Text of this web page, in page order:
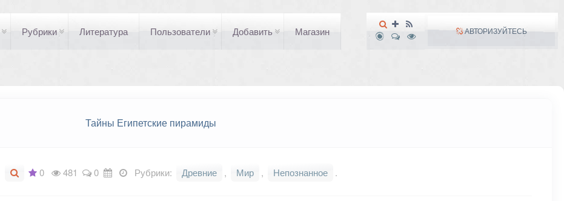
АВТОРИЗУЙТЕСЬ
Рубрики Литература Пользователи Добавить Магазин
Тайны Египетские пирамиды
0 481 0 Рубрики: Древние , Мир , Непознанное .